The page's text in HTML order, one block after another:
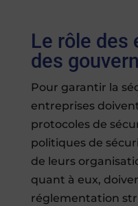
Le rôle des
des
Pour garantir la
entreprises
protocoles de
politiques de
de leurs
quant à eux,
réglementation